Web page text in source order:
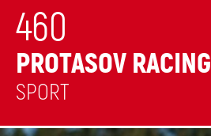
460
PROTASOV RACING
SPORT